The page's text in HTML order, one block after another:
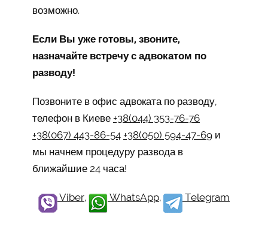
возможно.
Если Вы уже готовы, звоните,
назначайте встречу с адвокатом по
разводу!
Позвоните в офис адвоката по разводу,
телефон в Киеве +38(044) 353-76-76
+38(067) 443-86-54 +38(050) 594-47-69 и
мы начнем процедуру развода в
ближайшие 24 часа!
Viber, WhatsApp, Telegram